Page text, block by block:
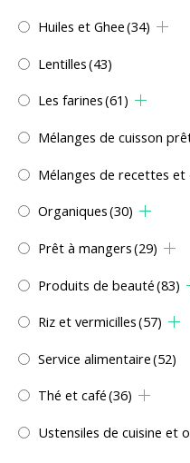
Huiles et Ghee(34)
Lentilles(43)
Les farines(61)
Mélanges de cuisson
Mélanges de recettes et
Organiques(30)
Prêt à mangers(29)
Produits de beauté(83)
Riz et vermicilles(57)
Service alimentaire(52)
Thé et café(36)
Ustensiles de cuisine et